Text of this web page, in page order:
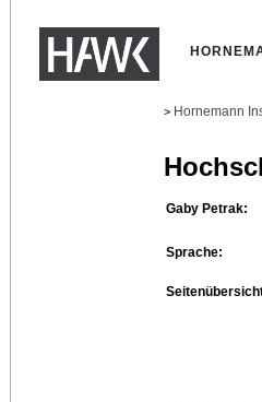
> Hornemann
Gaby Petrak:
Sprache: